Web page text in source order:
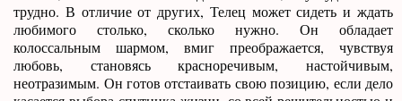
трудно. В отличие от других, Телец может сидеть и ждать
любимого столько, сколько нужно. Он обладает
колоссальным шармом, вмиг преображается, чувствуя
любовь, становясь красноречивым, настойчивым,
неотразимым. Он готов отстаивать свою позицию, если дело